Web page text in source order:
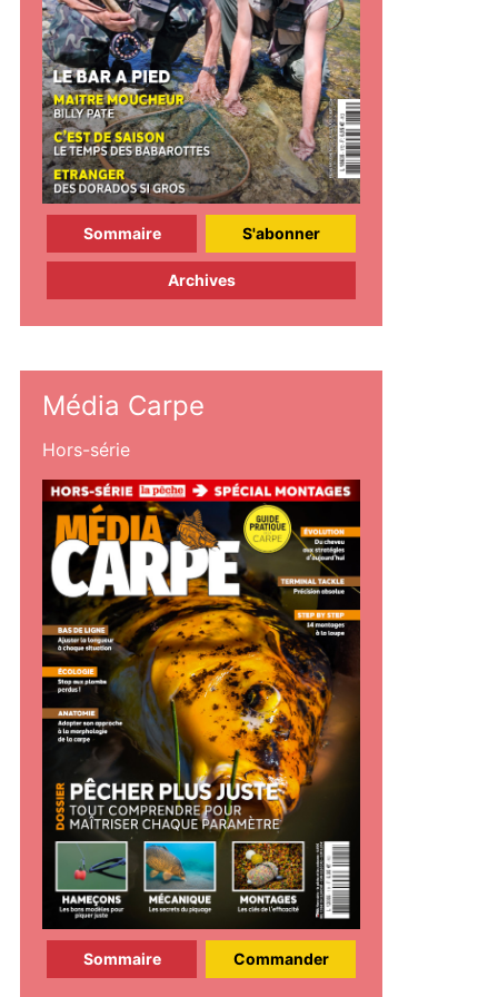
Sommaire S'abonner
Archives
Média Carpe
Hors-série
Sommaire Commander